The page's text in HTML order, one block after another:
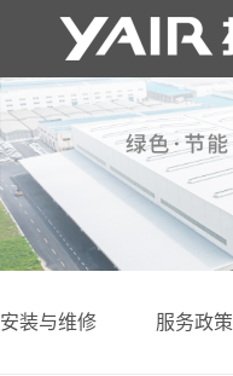
安装与维修 服务政策